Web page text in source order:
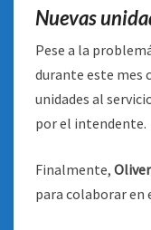
Nuevas
Pese a la
durante este mes
unidades al
por el intendente.
Finalmente,
para colaborar en